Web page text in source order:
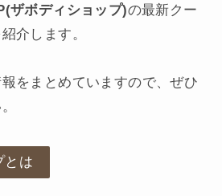
ザボディショップ)の最新クー
介します。
をまとめていますので、ぜひ
とは